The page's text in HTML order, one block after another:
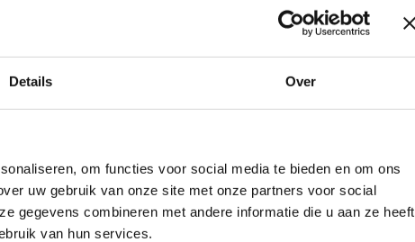
Details Over
om functies voor social media te bieden en om ons
uw gebruik van onze site met onze partners voor social
gegevens combineren met andere informatie die u aan ze heeft
van hun services.